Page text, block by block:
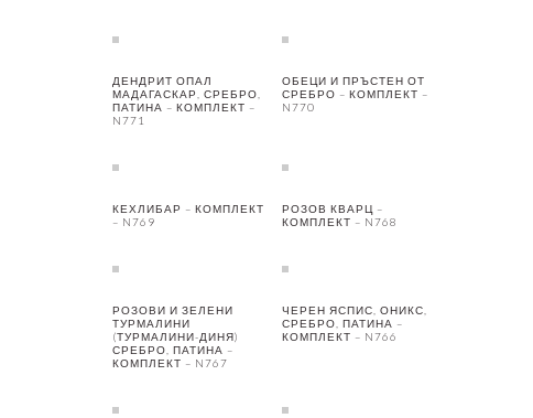
ДЕНДРИТ ОПАЛ
МАДАГАСКАР, СРЕБРО,
ПАТИНА – КОМПЛЕКТ –
N771
ОБЕЦИ И ПРЪСТЕН ОТ
СРЕБРО – КОМПЛЕКТ –
N770
КЕХЛИБАР – КОМПЛЕКТ
– N769
РОЗОВ КВАРЦ –
КОМПЛЕКТ – N768
РОЗОВИ И ЗЕЛЕНИ
ТУРМАЛИНИ
(ТУРМАЛИНИ-ДИНЯ)
СРЕБРО, ПАТИНА –
КОМПЛЕКТ – N767
ЧЕРЕН ЯСПИС, ОНИКС,
СРЕБРО, ПАТИНА –
КОМПЛЕКТ – N766